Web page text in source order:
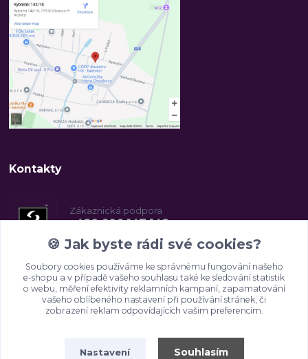
Kontakty
Zákaznická podpora
+420 606 147 142
info@2beauty.cz
🍪 Jak byste rádi své cookies?
Soubory cookies používáme ke správnému fungování našeho
e-shopu a v případě vašeho souhlasu také ke sledování statistik
o webu, měření efektivity reklamních kampaní, zapamatování
vašeho oblíbeného nastavení při používání stránek, či
zobrazení reklam odpovídajících vašim preferencím.
Nastavení Souhlasím